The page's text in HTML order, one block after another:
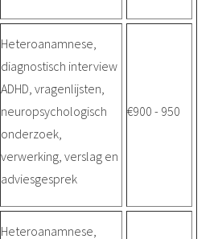
Heteroanamnese,
diagnostisch interview
ADHD, vragenlijsten,
neuropsychologisch
onderzoek,
verwerking, verslag en
adviesgesprek
€900 - 950
Heteroanamnese,